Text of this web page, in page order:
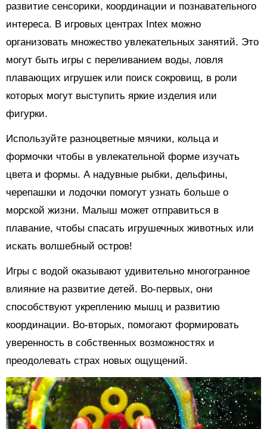
развитие сенсорики, координации и познавательного
интереса. В игровых центрах Intex можно
организовать множество увлекательных занятий. Это
могут быть игры с переливанием воды, ловля
плавающих игрушек или поиск сокровищ, в роли
которых могут выступить яркие изделия или
фигурки.
Используйте разноцветные мячики, кольца и
формочки чтобы в увлекательной форме изучать
цвета и формы. А надувные рыбки, дельфины,
черепашки и лодочки помогут узнать больше о
морской жизни. Малыш может отправиться в
плавание, чтобы спасать игрушечных животных или
искать волшебный остров!
Игры с водой оказывают удивительно многогранное
влияние на развитие детей. Во-первых, они
способствуют укреплению мышц и развитию
координации. Во-вторых, помогают формировать
уверенность в собственных возможностях и
преодолевать страх новых ощущений.